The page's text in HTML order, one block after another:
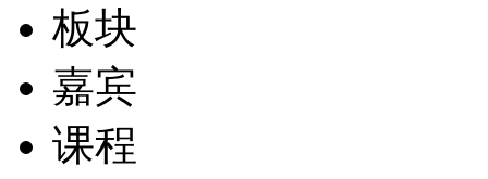
板块
嘉宾
课程